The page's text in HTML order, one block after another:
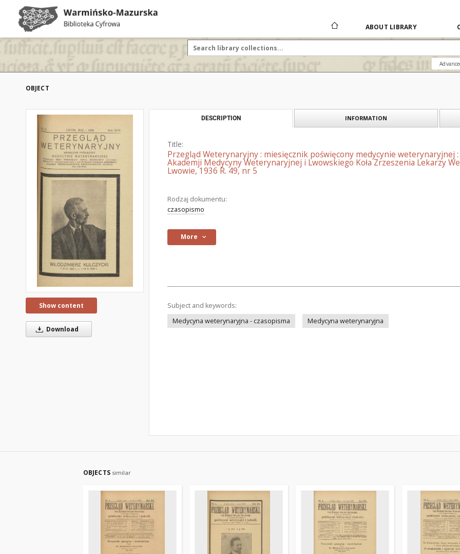
ABOUT LIBRARY
OBJECT
Show content
Download
DESCRIPTION INFORMATION
Title:
Przegląd Weterynaryjny : miesięcznik poświęcony medycynie weterynaryjnej
Akademji Medycyny Weterynaryjnej i Lwowskiego Koła Zrzeszenia Lekarzy
Lwowie, 1936 R. 49, nr 5
Rodzaj dokumentu:
czasopismo
More
Subject and keywords:
Medycyna weterynaryjna - czasopisma
Medycyna weterynaryjna
OBJECTS similar